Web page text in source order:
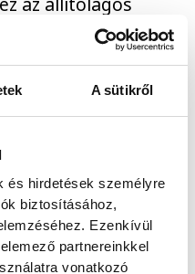
A sütikről
és hirdetések személyre
biztosításához,
Ezenkívül
partnereinkkel
vonatkozó
kicsoda. Felmerült
a király lányáról,
A tények
hogy Ilona volt az
volt és ezt találta
során.